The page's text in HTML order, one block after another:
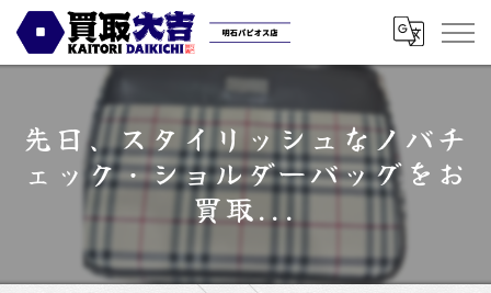
先日、スタイリッシュなノバチ
ェック・ショルダーバッグをお
買取...